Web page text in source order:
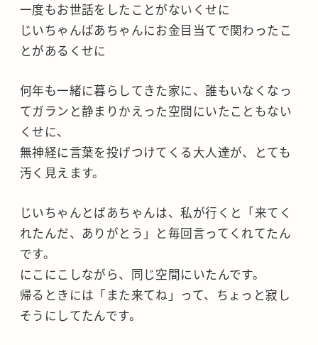
一度もお世話をしたことがないくせに
じいちゃんばあちゃんにお金目当てで関わったこ
とがあるくせに
何年も一緒に暮らしてきた家に、誰もいなくなっ
てガランと静まりかえった空間にいたこともない
くせに、
無神経に言葉を投げつけてくる大人達が、とても
汚く見えます。
じいちゃんとばあちゃんは、私が行くと「来てく
れたんだ、ありがとう」と毎回言ってくれてたん
です。
にこにこしながら、同じ空間にいたんです。
帰るときには「また来てね」って、ちょっと寂し
そうにしてたんです。